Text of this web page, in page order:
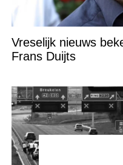
Vreselijk nieuws
Frans Duijts